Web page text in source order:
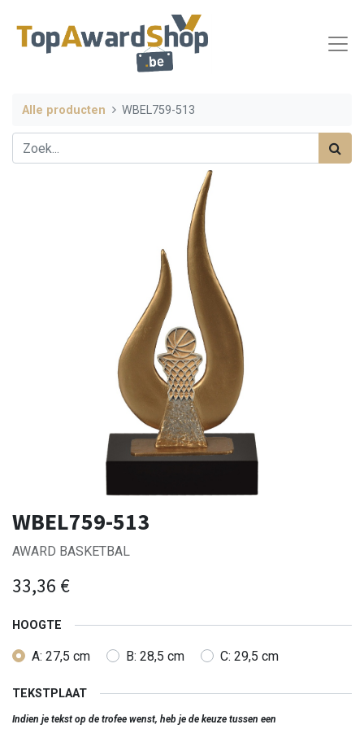
Alle producten WBEL759-513
WBEL759-513
AWARD BASKETBAL
33,36 €
HOOGTE
A: 27,5 cm B: 28,5 cm C: 29,5 cm
TEKSTPLAAT
Indien je tekst op de trofee wenst, heb je de keuze tussen een